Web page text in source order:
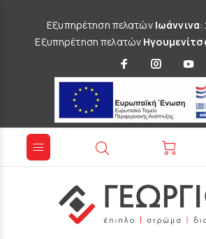
Εξυπηρέτηση πελατών Ιωάννινα:
Εξυπηρέτηση πελατών